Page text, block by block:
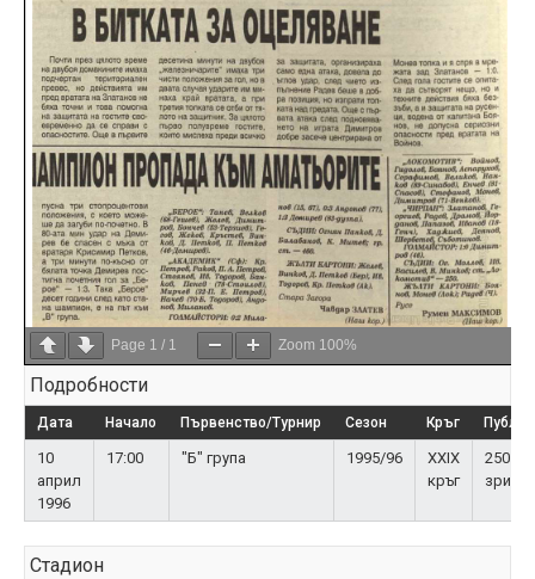
Page 1 / 1 Zoom 100%
Подробности
Дата Начало Първенство/Турнир Сезон Кръг
10
април
1996
17:00 "Б" група 1995/96
XXIX
кръг
250
Стадион